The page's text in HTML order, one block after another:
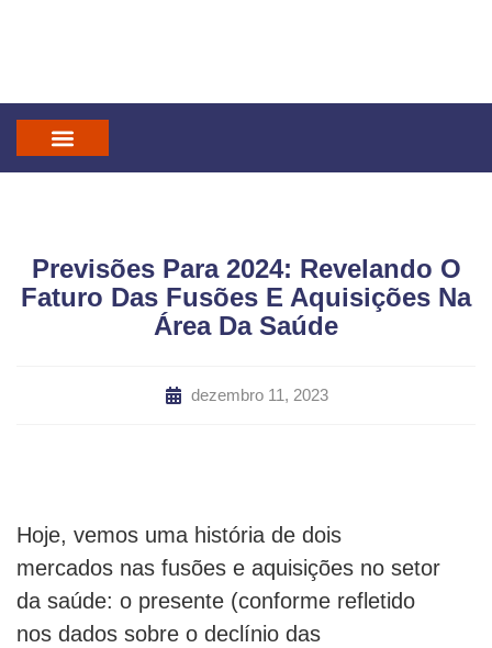
Previsões Para 2024: Revelando O
Faturo Das Fusões E Aquisições Na
Área Da Saúde
dezembro 11, 2023
Hoje, vemos uma história de dois
mercados nas fusões e aquisições no setor
da saúde: o presente (conforme refletido
nos dados sobre o declínio das